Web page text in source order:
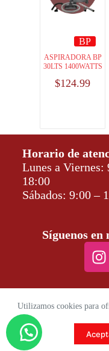
Utilizamos cookies para
BP
ASPIRADORA BP
30LTS 1400WATTS
$124.99
Horario de
Lunes a Viernes:
18:00
Sábados: 9:00 –
Síguenos en